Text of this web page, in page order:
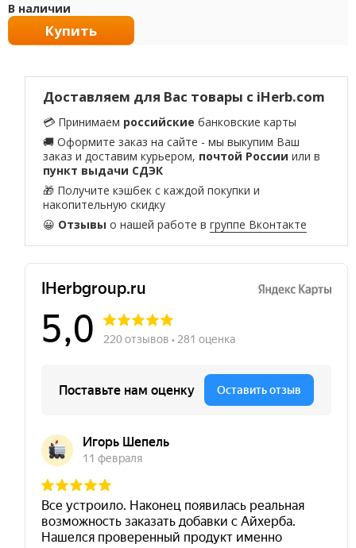
В наличии
Купить
Доставляем для Вас товары с iHerb.com
💳 Принимаем российские банковские карты
🚚 Оформите заказ на сайте - мы выкупим Ваш
заказ и доставим курьером, почтой России или в
пункт выдачи СДЭК
🎁 Получите кэшбек с каждой покупки и
накопительную скидку
😀 Отзывы о нашей работе вгруппе Вконтакте